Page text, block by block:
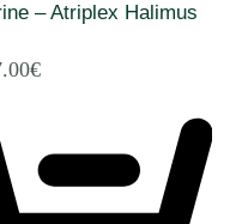
– Atriplex Halimus
€